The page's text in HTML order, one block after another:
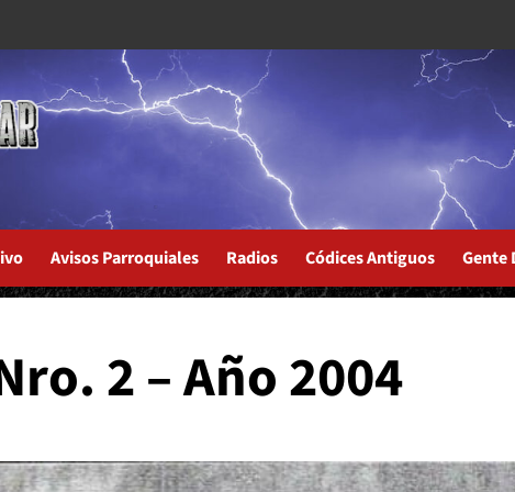
Avisos Parroquiales Radios Códices Antiguos Gente
2 – Año 2004